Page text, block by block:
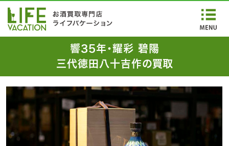
響35年・耀彩 碧陽
三代徳田八十吉作の買取